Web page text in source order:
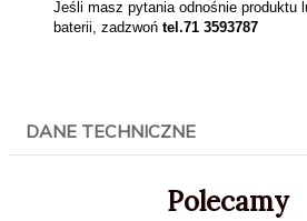
Jeśli masz pytania odnośnie produktu
baterii, zadzwoń tel.71 3593787
DANE TECHNICZNE
Polecamy